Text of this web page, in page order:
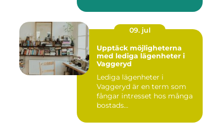
09. jul
Upptäck möjligheterna
med lediga lägenheter i
Vaggeryd
Lediga lägenheter i
Vaggeryd är en term som
fångar intresset hos många
bostads...